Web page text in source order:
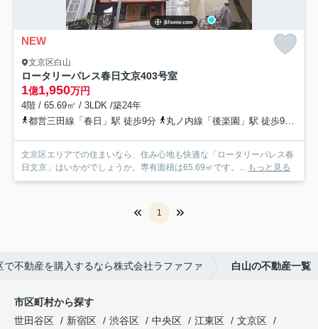
NEW
文京区白山
ロータリーパレス春日文京403号室
1億1,950万円
4階 / 65.69㎡ / 3LDK /築24年
都営三田線「春日」駅 徒歩9分
丸ノ内線「後楽園」駅 徒歩9分
文京区エリアでの住まいなら、住み心地も快適な「ロータリーパレス春
日文京」はいかがでしょうか。専有面積は65.69㎡です。... もっと見る
1
で不動産を購入するなら株式会社ラファファ 白山の不動産一覧
市区町村から探す
世田谷区
新宿区 渋谷区 中央区 江東区
文京区